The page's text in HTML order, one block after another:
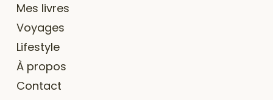
Mes livres
Voyages
Lifestyle
À propos
Contact